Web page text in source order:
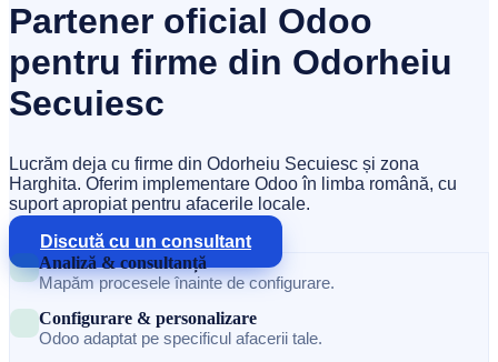
Partener oficial Odoo
pentru firme din Odorheiu
Secuiesc
Lucrăm deja cu firme din Odorheiu Secuiesc și zona
Harghita. Oferim implementare Odoo în limba română, cu
suport apropiat pentru afacerile locale.
Discută cu un consultant
Analiză & consultanță
Mapăm procesele înainte de configurare.
Configurare & personalizare
Odoo adaptat pe specificul afacerii tale.